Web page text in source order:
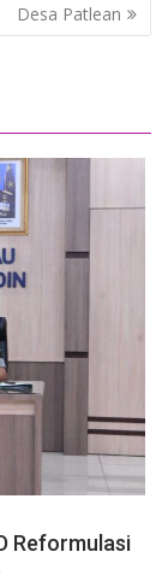
Desa Patlean
Reformulasi